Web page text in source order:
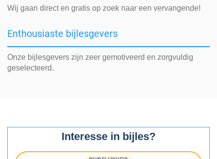
Wij gaan direct en gratis op zoek naar een vervangende!
Enthousiaste bijlesgevers
Onze bijlesgevers zijn zeer gemotiveerd en zorgvuldig
geselecteerd.
Interesse in bijles?